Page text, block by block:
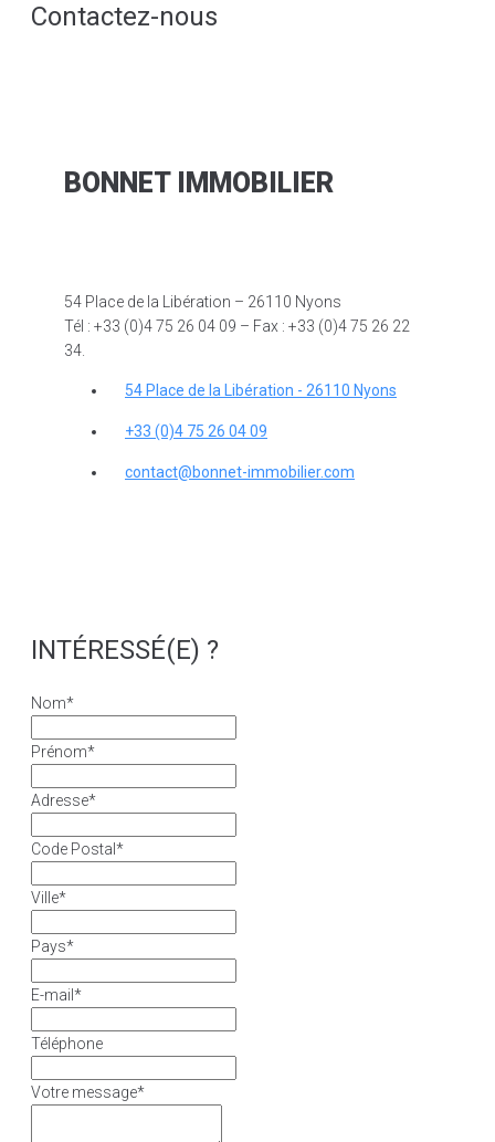
Contactez-nous
BONNET IMMOBILIER
54 Place de la Libération – 26110 Nyons
Tél : +33 (0)4 75 26 04 09 – Fax : +33 (0)4 75 26 22
34.
54 Place de la Libération - 26110 Nyons
+33 (0)4 75 26 04 09
contact@bonnet-immobilier.com
INTÉRESSÉ(E) ?
Nom*
Prénom*
Adresse*
Code Postal*
Ville*
Pays*
E-mail*
Téléphone
Votre message*